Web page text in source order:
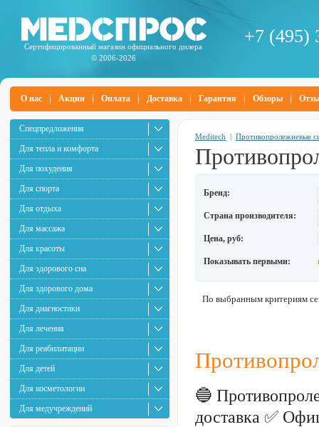
Сертифицированный магазин официального дилера
© 2006-2026
+7 (495)
О нас Акции Оплата Доставка Гарантия Обзоры
Спецпредложения
Для тепла и комфорта
Для похудения
Для спорта
Для отдыха
Для массажа
Для красоты
Для здорового сна
Для здорового дома
Для диагностики
Для лечения
Для реабилитации
Для детей
Для косметологии
Для медучреждений
Meditech | Противопролежневые
Бренд:
Страна производителя:
Цена, руб:
Показывать первыми:
По выбранным критериям
🔵
доставка ✅